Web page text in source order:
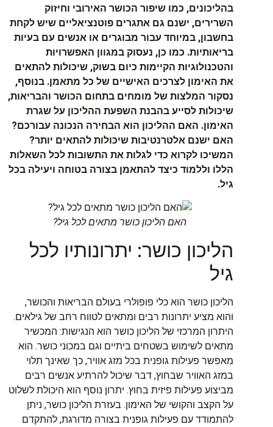
בהליכונים, כמו שיפור הכושר האירובי וחיזוק
השרירים, ישנם גם אתגרים פוטנציאליים שיש לקחת
בחשבון, במיוחד עבור מבוגרים או אנשים עם בעיות
בריאותיות. כמו כן, נעסוק במגוון האפשרויות
והטכנולוגיות הקיימות כיום בשוק, שיכולות להתאים
את האימון לצרכים האישיים של כל מתאמן. בנוסף,
נסקור המלצות של מומחים בתחום הכושר והבריאות,
שיכולות לסייע בהבנת השפעת ההליכון על שגרת
האימון. האם ההליכון הוא הבחירה הנכונה עבורכם?
האם ישנם אלטרנטיבות שיכולות להתאים יותר?
המשיכו לקרוא כדי לגלות את התשובות לכל השאלות
הללו וללמוד כיצד להתאמן בצורה בטוחה ויעילה בכל
גיל.
האם הליכון כושר מתאים לכל גיל?
הליכון כושר: יתרונותיו לכל
גיל
הליכון כושר הוא כלי פופולרי בעולם הבריאות והכושר,
והוא מציע יתרונות רבים ומתאים לטווח רחב של גילאים.
היתרון המרכזי של הליכון כושר הוא הנגישות: המכשיר
מתאים לשימוש בשטחים ביתיים וגם במכוני כושר. הוא
מאפשר פעילות גופנית בכל מזג אוויר, כך שאינך תלוי
במזג האוויר שבחוץ, דבר שיכול להרתיע אנשים רבים
מביצוע פעילות פיזית בחוץ. יתרון נוסף הוא היכולת לשלוט
על הקצב והקושי של האימון. בעזרת הליכון כושר, ניתן
להתמודד עם פעילות גופנית בצורה מדורגת, להתקדם